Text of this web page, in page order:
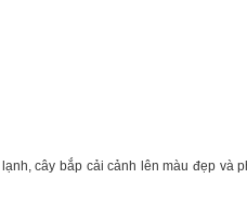
cây bắp cải cảnh lên màu đẹp và